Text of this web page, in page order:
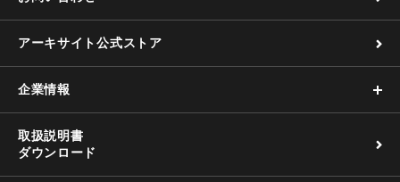
アーキサイト公式ストア
企業情報
取扱説明書
ダウンロード